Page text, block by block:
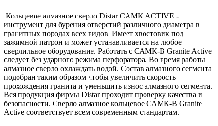
Кольцевое алмазное сверло Distar CAMK ACTIVE -
инструмент для бурения отверстий различного диаметра в
гранитных породах всех видов. Имеет хвостовик под
зажимной патрон и может устанавливается на любое
сверлильное оборудование. Работать с САМК-B Granite Active
следует без ударного режима перфоратора. Во время работы
алмазное сверло охлаждать водой. Состав алмазного сегмента
подобран таким образом чтобы увеличить скорость
прохождения гранита и уменьшить износ алмазного сегмента.
Вся продукция фирмы Distar проходит проверку качества и
безопасности. Сверло алмазное кольцевое САМК-B Granite
Active соответствует всем современным стандартам.